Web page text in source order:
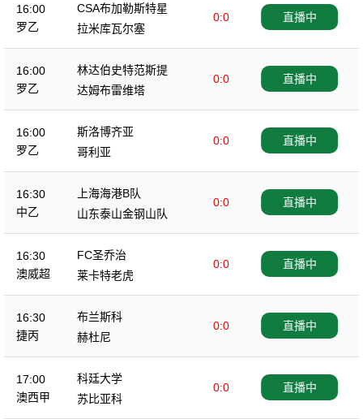
16:00
罗乙
CSA布加勒斯特星
0:0
拉米库瓦尔塞
直播中
16:00
罗乙
林达伯史特范斯提
0:0
达姆布雷维塔
直播中
16:00
罗乙
斯洛博齐亚
0:0
哥利亚
直播中
16:30
中乙
上海海港B队
0:0
山东泰山金钢山队
直播中
16:30
澳威超
FC圣乔治
0:0
莱卡特老虎
直播中
16:30
捷丙
布兰斯科
0:0
赫杜尼
直播中
17:00
澳西甲
科廷大学
0:0
苏比亚科
直播中